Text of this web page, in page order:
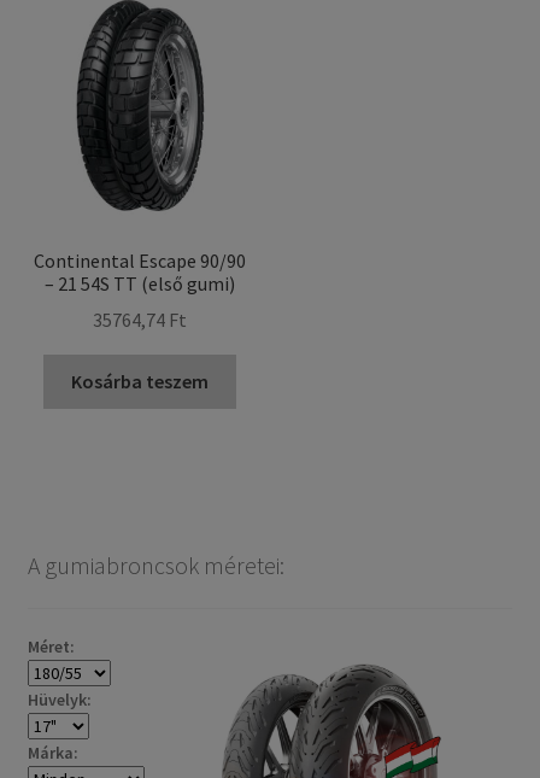
Continental Escape 90/90
– 21 54S TT (első gumi)
35764,74 Ft
Kosárba teszem
A gumiabroncsok méretei:
Méret:
Hüvelyk:
Márka: